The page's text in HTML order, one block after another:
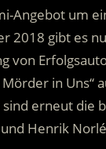
Angebot um
2018 gibt es
von
in Uns“
erneut die
Henrik